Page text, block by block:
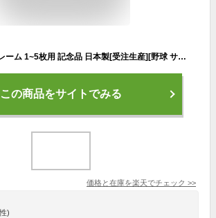
卒業,卒団フォトフレーム 1~5枚用 記念品 日本製[受注生産][野球 サッカー バスケットボール バレーボール テニス][卒団記念品 卒部記念品 卒業記念品 卒業祝い 部活 引退 監督 コーチ 顧問 先生 お礼 プレゼント ギフト 写真立て 名入れ オリジナル印刷]
この商品をサイトでみる
価格と在庫を楽天でチェック >>
)